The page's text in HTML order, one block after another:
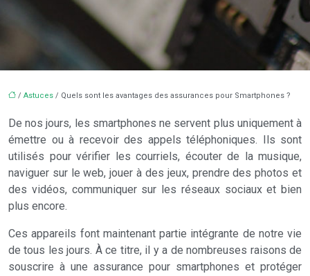
/ Astuces / Quels sont les avantages des assurances pour Smartphones ?
De nos jours, les smartphones ne servent plus uniquement à
émettre ou à recevoir des appels téléphoniques. Ils sont
utilisés pour vérifier les courriels, écouter de la musique,
naviguer sur le web, jouer à des jeux, prendre des photos et
des vidéos, communiquer sur les réseaux sociaux et bien
plus encore.
Ces appareils font maintenant partie intégrante de notre vie
de tous les jours. À ce titre, il y a de nombreuses raisons de
souscrire à une assurance pour smartphones et protéger